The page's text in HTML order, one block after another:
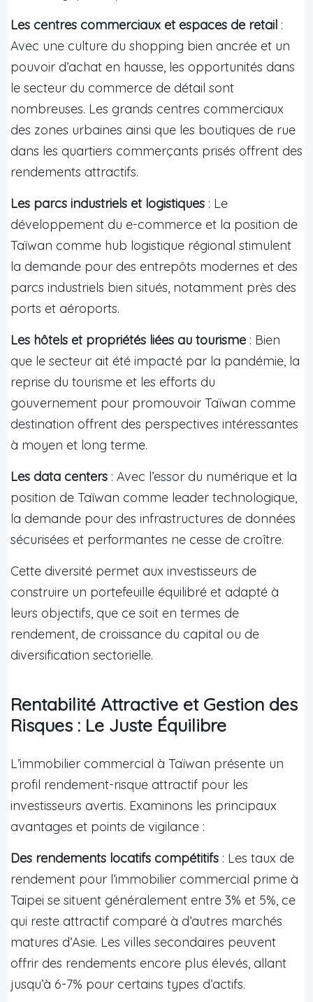
Les centres commerciaux et espaces de retail :
Avec une culture du shopping bien ancrée et un
pouvoir d’achat en hausse, les opportunités dans
le secteur du commerce de détail sont
nombreuses. Les grands centres commerciaux
des zones urbaines ainsi que les boutiques de rue
dans les quartiers commerçants prisés offrent des
rendements attractifs.
Les parcs industriels et logistiques : Le
développement du e-commerce et la position de
Taïwan comme hub logistique régional stimulent
la demande pour des entrepôts modernes et des
parcs industriels bien situés, notamment près des
ports et aéroports.
Les hôtels et propriétés liées au tourisme : Bien
que le secteur ait été impacté par la pandémie, la
reprise du tourisme et les efforts du
gouvernement pour promouvoir Taïwan comme
destination offrent des perspectives intéressantes
à moyen et long terme.
Les data centers : Avec l’essor du numérique et la
position de Taïwan comme leader technologique,
la demande pour des infrastructures de données
sécurisées et performantes ne cesse de croître.
Cette diversité permet aux investisseurs de
construire un portefeuille équilibré et adapté à
leurs objectifs, que ce soit en termes de
rendement, de croissance du capital ou de
diversification sectorielle.
Rentabilité Attractive et Gestion des
Risques : Le Juste Équilibre
L’immobilier commercial à Taïwan présente un
profil rendement-risque attractif pour les
investisseurs avertis. Examinons les principaux
avantages et points de vigilance :
Des rendements locatifs compétitifs : Les taux de
rendement pour l’immobilier commercial prime à
Taipei se situent généralement entre 3% et 5%, ce
qui reste attractif comparé à d’autres marchés
matures d’Asie. Les villes secondaires peuvent
offrir des rendements encore plus élevés, allant
jusqu’à 6-7% pour certains types d’actifs.